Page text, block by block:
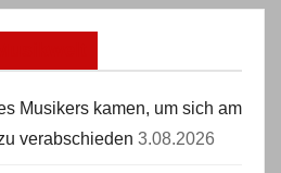
Musikers kamen, um sich am
verabschieden 3.08.2026